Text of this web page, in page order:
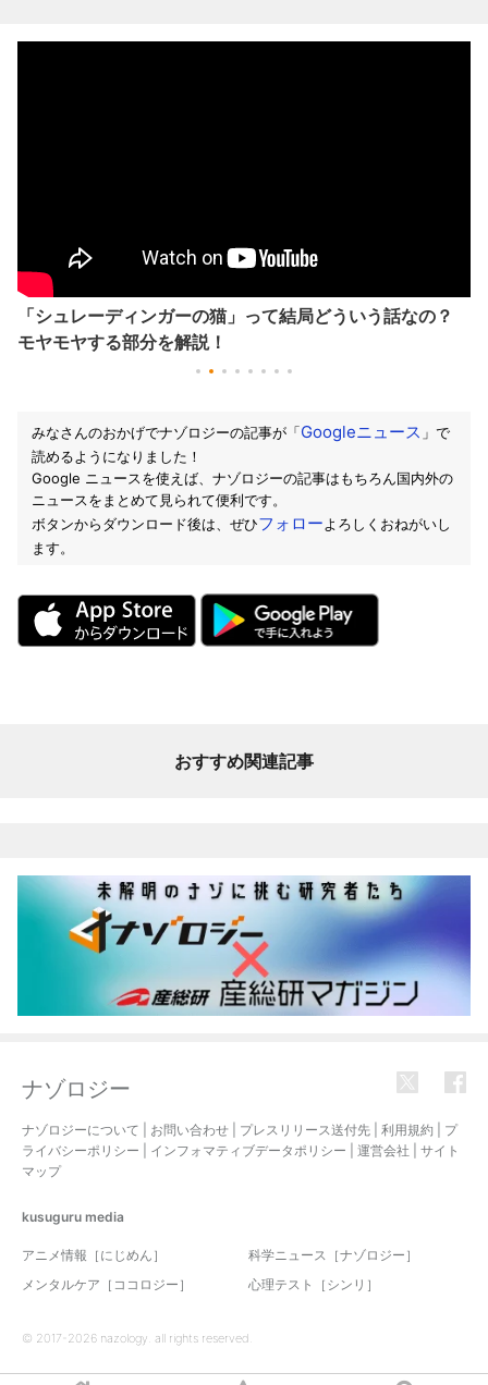
「シュレーディンガーの猫」って結局どういう話なの？
モヤモヤする部分を解説！
みなさんのおかげでナゾロジーの記事が「Googleニュース 」で
読めるようになりました！
Google ニュースを使えば、ナゾロジーの記事はもちろん国内外の
ニュースをまとめて見られて便利です。
ボタンからダウンロード後は、ぜひフォローよろしくおねがいし
ます。
おすすめ関連記事
ナゾロジー
ナゾロジーについて お問い合わせ プレスリリース送付先 利用規約
プ
ライバシーポリシー
インフォマティブデータポリシー 運営会社
サイト
マップ
kusuguru media
アニメ情報［にじめん］
科学ニュース［ナゾロジー］
メンタルケア［ココロジー］
心理テスト［シンリ］
© 2017-2026 nazology. all rights reserved.